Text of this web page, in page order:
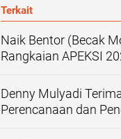
Terkait
Naik Bentor (Becak
Rangkaian APEKSI
Denny Mulyadi
Perencanaan dan